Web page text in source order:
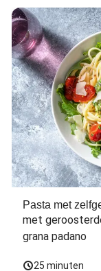
Pasta met
met
grana padano
25 minuten